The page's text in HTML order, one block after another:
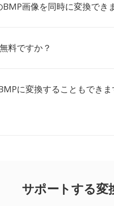
画像を同時に変換でき
料ですか？
に変換することもできま
サポートする変